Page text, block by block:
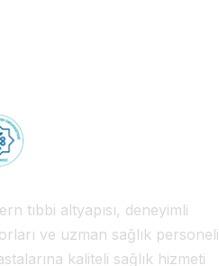
tıbbi altyapısı, deneyimli
ve uzman sağlık personeli
kaliteli sağlık hizmeti